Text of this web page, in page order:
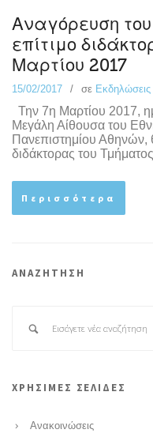
Αναγόρευση
επίτιμο
Μαρτίου 2017
15/02/2017 σε Εκδηλώσεις
Την 7η Μαρτίου 2017,
Μεγάλη Αίθουσα του
Πανεπιστημίου Αθηνών,
διδάκτορας του
Περισσότερα
ΑΝΑΖΗΤΗΣΗ
ΧΡΗΣΙΜΕΣ ΣΕΛΙΔΕΣ
Ανακοινώσεις